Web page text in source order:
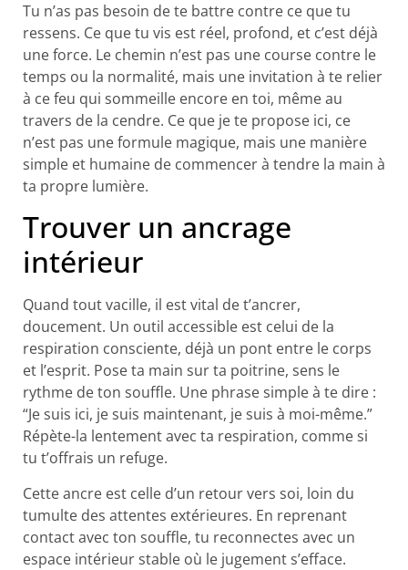
Tu n’as pas besoin de te battre contre ce que tu
ressens. Ce que tu vis est réel, profond, et c’est déjà
une force. Le chemin n’est pas une course contre le
temps ou la normalité, mais une invitation à te relier
à ce feu qui sommeille encore en toi, même au
travers de la cendre. Ce que je te propose ici, ce
n’est pas une formule magique, mais une manière
simple et humaine de commencer à tendre la main à
ta propre lumière.
Trouver un ancrage
intérieur
Quand tout vacille, il est vital de t’ancrer,
doucement. Un outil accessible est celui de la
respiration consciente, déjà un pont entre le corps
et l’esprit. Pose ta main sur ta poitrine, sens le
rythme de ton souffle. Une phrase simple à te dire :
“Je suis ici, je suis maintenant, je suis à moi-même.”
Répète-la lentement avec ta respiration, comme si
tu t’offrais un refuge.
Cette ancre est celle d’un retour vers soi, loin du
tumulte des attentes extérieures. En reprenant
contact avec ton souffle, tu reconnectes avec un
espace intérieur stable où le jugement s’efface.